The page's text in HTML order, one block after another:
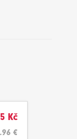
Kč
€